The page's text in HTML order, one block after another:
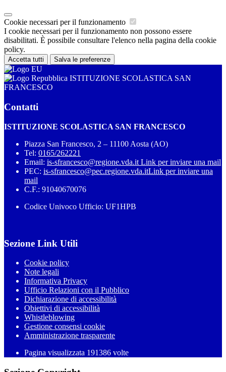
Cookie necessari per il funzionamento
I cookie necessari per il funzionamento non possono essere
disabilitati. È possibile consultare l'elenco nella pagina della cookie
policy.
Accetta tutti Salva le preferenze
ISTITUZIONE SCOLASTICA SAN
FRANCESCO
Contatti
ISTITUZIONE SCOLASTICA SAN FRANCESCO
Piazza San Francesco, 2 – 11100 Aosta (AO)
Tel: 0165/262221
Email: is-sfrancesco@regione.vda.it Link per inviare una mail
PEC: is-sfrancesco@pec.regione.vda.itLink per inviare una
mail
C.F.: 91040670076
Codice Univoco Ufficio: UF1HPB
Sezione Link Utili
Cookie policy
Note legali
Informativa Privacy
Ufficio Relazioni con il Pubblico
Dichiarazione di accessibilità
Obiettivi di accessibilità
Whistleblowing
Gestione consensi cookie
Amministrazione trasparente
Pagina visualizzata 191386 volte